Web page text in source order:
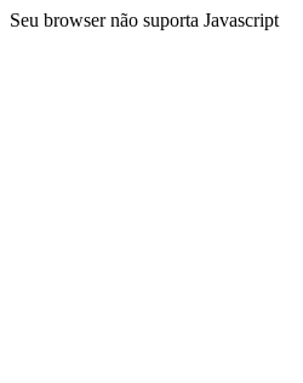
Seu browser não suporta Javascript